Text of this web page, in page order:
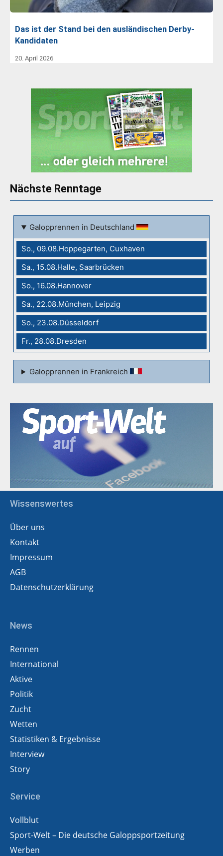
Das ist der Stand bei den ausländischen Derby-
Kandidaten
20. April 2026
Nächste Renntage
Galopprennen in Deutschland
So., 09.08.Hoppegarten, Cuxhaven
Sa., 15.08.Halle, Saarbrücken
So., 16.08.Hannover
Sa., 22.08.München, Leipzig
So., 23.08.Düsseldorf
Fr., 28.08.Dresden
Galopprennen in Frankreich
Wissenswertes
Über uns
Kontakt
Impressum
AGB
Datenschutzerklärung
News
Rennen
International
Aktive
Politik
Zucht
Wetten
Statistiken & Ergebnisse
Interview
Story
Service
Vollblut
Sport-Welt – Die deutsche Galoppsportzeitung
Werben